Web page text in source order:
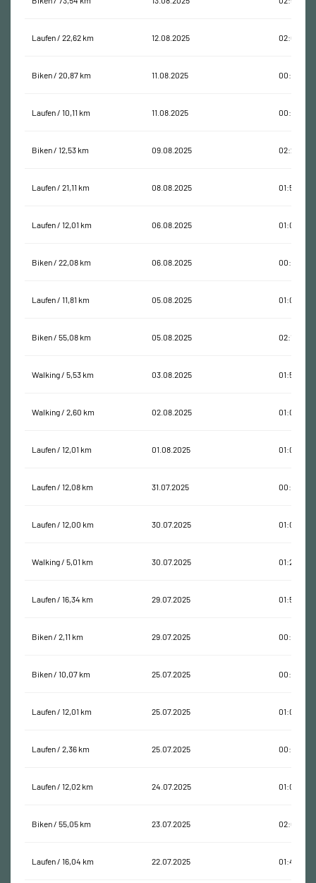
Laufen / 22,62 km 12.08.2025 02:03:18
Biken / 20,87 km 11.08.2025 00:46:22
Laufen / 10,11 km 11.08.2025 00:52:37
Biken / 12,53 km 09.08.2025 02:29:54
Laufen / 21,11 km 08.08.2025 01:58:03
Laufen / 12,01 km 06.08.2025 01:09:17
Biken / 22,08 km 06.08.2025 00:55:27
Laufen / 11,81 km 05.08.2025 01:05:17
Biken / 55,08 km 05.08.2025 02:15:13
Walking / 5,53 km 03.08.2025 01:58:16
Walking / 2,60 km 02.08.2025 01:01:21
Laufen / 12,01 km 01.08.2025 01:06:29
Laufen / 12,08 km 31.07.2025 00:55:44
Laufen / 12,00 km 30.07.2025 01:00:33
Walking / 5,01 km 30.07.2025 01:20:08
Laufen / 16,34 km 29.07.2025 01:55:28
Biken / 2,11 km 29.07.2025 00:08:03
Biken / 10,07 km 25.07.2025 00:30:42
Laufen / 12,01 km 25.07.2025 01:05:59
Laufen / 2,36 km 25.07.2025 00:14:01
Laufen / 12,02 km 24.07.2025 01:06:19
Biken / 55,05 km 23.07.2025 02:08:26
Laufen / 16,04 km 22.07.2025 01:46:48